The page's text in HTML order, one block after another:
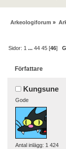
Arkeologiforum »
Sidor: 1 ...44 45 [46]
Författare
Kungsune
Gode
Antal inlägg: 1 424